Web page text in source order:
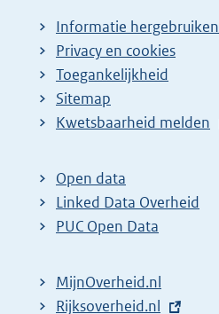
Informatie hergebruiken
Privacy en cookies
Toegankelijkheid
Sitemap
E
t
e
r
l
Kwetsbaarheid melden
Open data
Linked Data Overheid
PUC Open Data
MijnOverheid.nl
E
Rijksoverheid.nl